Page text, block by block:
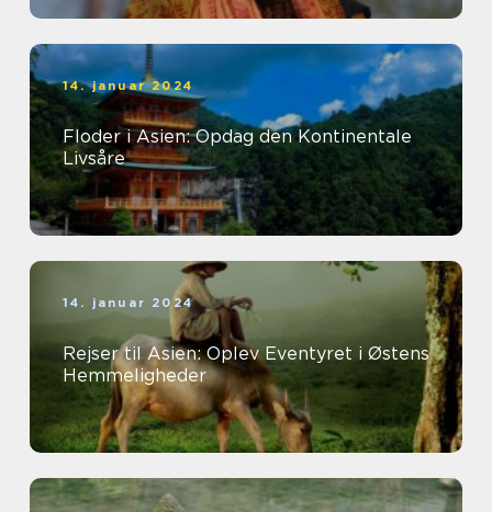
14. januar 2024
Floder i Asien: Opdag den Kontinentale
Livsåre
14. januar 2024
Rejser til Asien: Oplev Eventyret i Østens
Hemmeligheder